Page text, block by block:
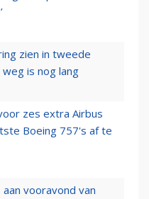
zien in tweede
is nog lang
zes extra Airbus
Boeing 757's af te
aan vooravond van